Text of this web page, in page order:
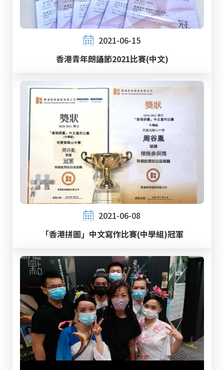
2021-06-15
香港青年朗誦節2021比賽(中文)
2021-06-08
「香港拼圖」中文寫作比賽(中學組)冠軍